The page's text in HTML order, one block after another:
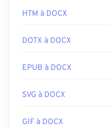
HTM à DOCX
DOTX à DOCX
EPUB à DOCX
SVG à DOCX
GIF à DOCX